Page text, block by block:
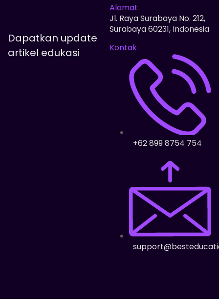
Dapatkan update
artikel edukasi
Alamat
Jl. Raya Surabaya No. 212,
Surabaya 60231, Indonesia
Kontak
+62 899 8754 754